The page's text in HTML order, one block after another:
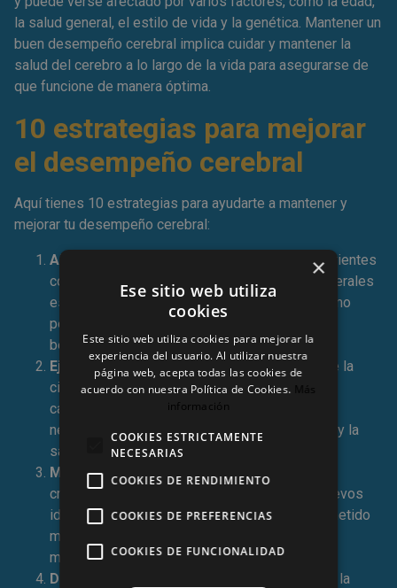
la salud general, el estilo de vida y la genética. Mantener un
buen desempeño cerebral implica cuidar y mantener la
salud del cerebro a lo largo de la vida para asegurarse de
que funcione de manera óptima.
10 estrategias para mejorar
el desempeño cerebral
Aquí tienes 10 estrategias para ayudarte a mantener y
mejorar tu desempeño cerebral:
Alimentación saludable
: una dieta rica en nutrientes
como omega-3, antioxidantes, vitaminas y minerales
es esencial para el cerebro. Los alimentos como
pescado graso, frutas, verduras y nueces son
beneficiosos para la función cerebral.
Ejercicio regular
: el ejercicio físico promueve la
circulación sanguínea, mejora la función
cardiovascular y estimula la producción de
neurotrofinas, lo que contribuye al crecimiento y la
salud de las células cerebrales.
Mantenerse mentalmente activo
crucigramas, rompecabezas, leer, aprender nuevos
idiomas o habilidades, y mantenerse comprometido
mentalmente ayuda a estimular el cerebro y
mantenerlo en forma.
Dormir lo suficiente
: el sueño es crucial para la
×
Ese sitio web utiliza
cookies
Este sitio web utiliza cookies para mejorar la
experiencia del usuario. Al utilizar nuestra
página web, acepta todas las cookies de
acuerdo con nuestra Política de Cookies. Más
información
COOKIES ESTRICTAMENTE
NECESARIAS
COOKIES DE RENDIMIENTO
COOKIES DE PREFERENCIAS
COOKIES DE FUNCIONALIDAD